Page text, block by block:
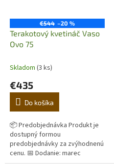
€544 –20 %
Terakotový kvetináč Vaso
Ovo 75
Skladom (3 ks)
€435
Do košíka
📦 Predobjednávka Produkt je
dostupný formou
predobjednávky za zvýhodnenú
cenu. 📅 Dodanie: marec
Originálny terakotový kvetináč z